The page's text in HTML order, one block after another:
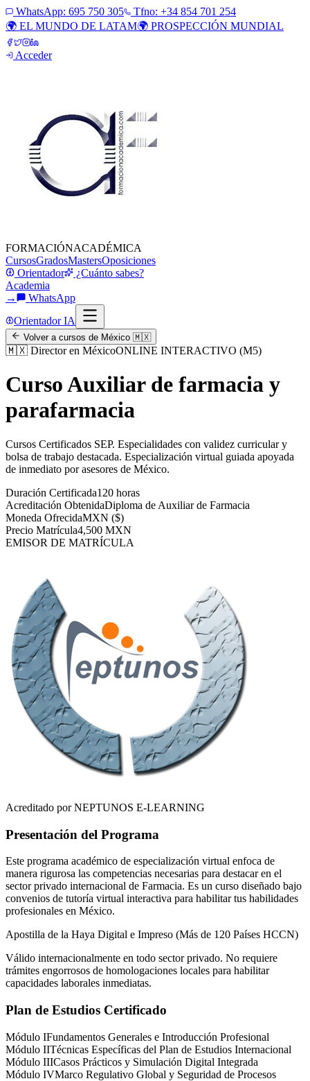
WhatsApp: 695 750 305
Tfno: +34 854 701 254
🌍 EL MUNDO DE LATAM🌍 PROSPECCIÓN MUNDIAL
Acceder
FORMACIÓNACADÉMICA
CursosGradosMastersOposiciones
Orientador
¿Cuánto sabes?
Academia
→
WhatsApp
Orientador IA
Volver a cursos de México 🇲🇽
🇲🇽 Director en MéxicoONLINE INTERACTIVO (M5)
Curso Auxiliar de farmacia y
parafarmacia
Cursos Certificados SEP. Especialidades con validez curricular y
bolsa de trabajo destacada. Especialización virtual guiada apoyada
de inmediato por asesores de México.
Duración Certificada120 horas
Acreditación ObtenidaDiploma de Auxiliar de Farmacia
Moneda OfrecidaMXN ($)
Precio Matrícula4,500 MXN
EMISOR DE MATRÍCULA
Acreditado por NEPTUNOS E-LEARNING
Presentación del Programa
Este programa académico de especialización virtual enfoca de
manera rigurosa las competencias necesarias para destacar en el
sector privado internacional de Farmacia. Es un curso diseñado bajo
convenios de tutoría virtual interactiva para habilitar tus habilidades
profesionales en México.
Apostilla de la Haya Digital e Impreso (Más de 120 Países HCCN)
Válido internacionalmente en todo sector privado. No requiere
trámites engorrosos de homologaciones locales para habilitar
capacidades laborales inmediatas.
Plan de Estudios Certificado
Módulo IFundamentos Generales e Introducción Profesional
Módulo IITécnicas Específicas del Plan de Estudios Internacional
Módulo IIICasos Prácticos y Simulación Digital Integrada
Módulo IVMarco Regulativo Global y Seguridad de Procesos